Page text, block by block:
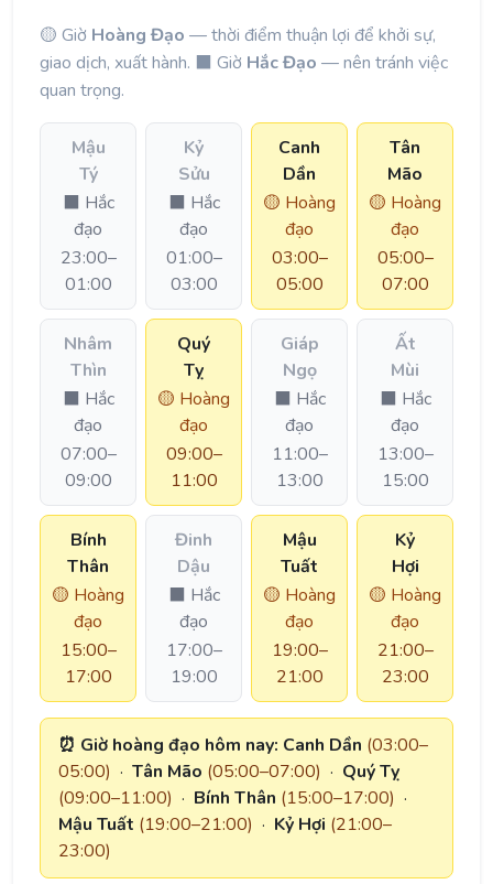
🟡 Giờ Hoàng Đạo — thời điểm thuận lợi để khởi sự,
giao dịch, xuất hành. ⬛ Giờ Hắc Đạo — nên tránh việc
quan trọng.
Mậu
Tý
⬛ Hắc
đạo
23:00–
01:00
Kỷ
Sửu
⬛ Hắc
đạo
01:00–
03:00
Canh
Dần
🟡 Hoàng
đạo
03:00–
05:00
Tân
Mão
🟡 Hoàng
đạo
05:00–
07:00
Nhâm
Thìn
⬛ Hắc
đạo
07:00–
09:00
Quý
Tỵ
🟡 Hoàng
đạo
09:00–
11:00
Giáp
Ngọ
⬛ Hắc
đạo
11:00–
13:00
Ất
Mùi
⬛ Hắc
đạo
13:00–
15:00
Bính
Thân
🟡 Hoàng
đạo
15:00–
17:00
Đinh
Dậu
⬛ Hắc
đạo
17:00–
19:00
Mậu
Tuất
🟡 Hoàng
đạo
19:00–
21:00
Kỷ
Hợi
🟡 Hoàng
đạo
21:00–
23:00
⏰ Giờ hoàng đạo hôm nay: Canh Dần (03:00–
05:00) · Tân Mão (05:00–07:00) · Quý Tỵ
(09:00–11:00) · Bính Thân (15:00–17:00) ·
Mậu Tuất (19:00–21:00) · Kỷ Hợi (21:00–
23:00)